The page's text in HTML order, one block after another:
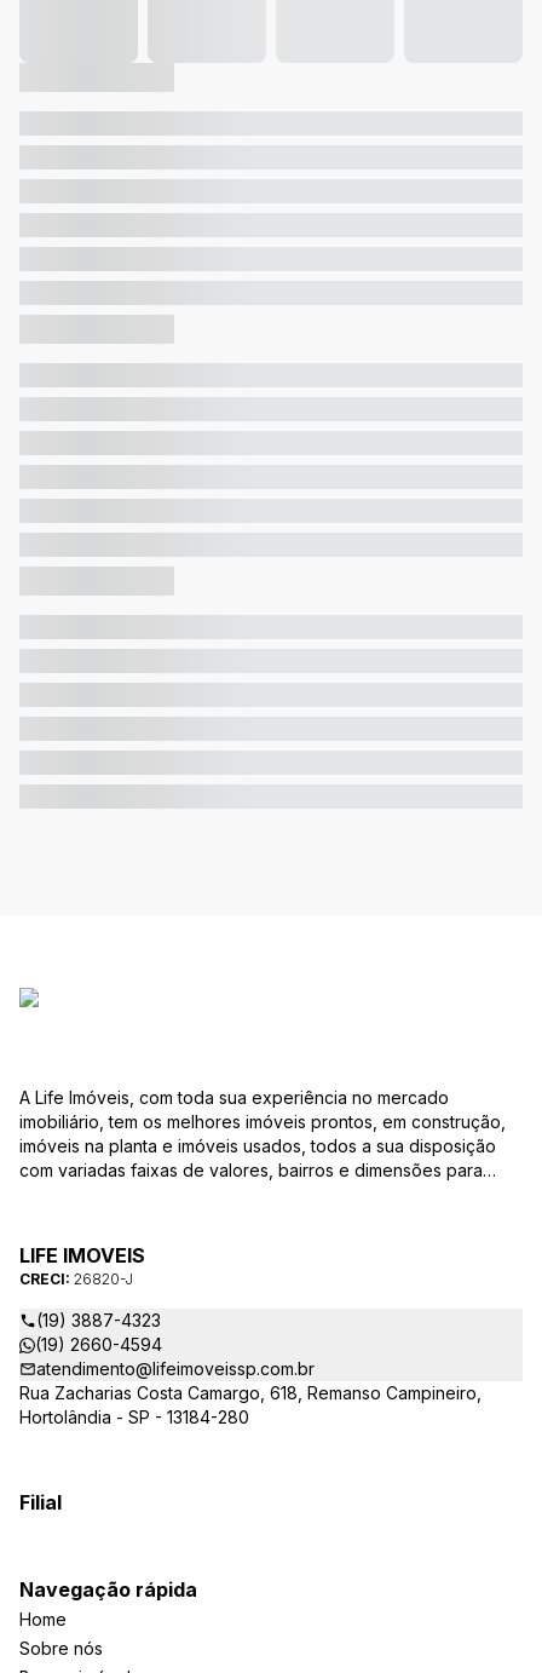
A Life Imóveis, com toda sua experiência no mercado
imobiliário, tem os melhores imóveis prontos, em construção,
imóveis na planta e imóveis usados, todos a sua disposição
com variadas faixas de valores, bairros e dimensões para
as suas dúvidas sobre casas, apartamentos, terrenos, salas
comerciais e outros produtos imobiliários.
LIFE IMOVEIS
CRECI: 26820-J
(19) 3887-4323
(19) 2660-4594
atendimento@lifeimoveissp.com.br
Rua Zacharias Costa Camargo, 618, Remanso Campineiro,
Hortolândia - SP - 13184-280
Filial
Navegação rápida
Home
Sobre nós